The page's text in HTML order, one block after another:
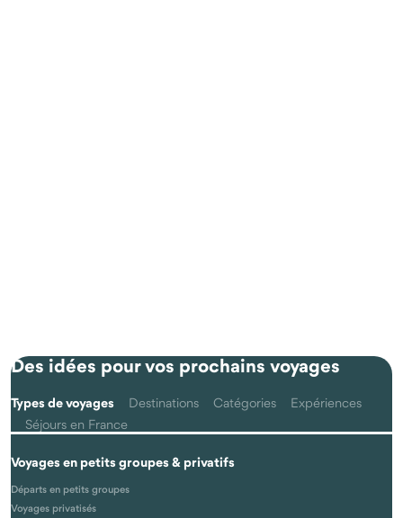
Des idées pour vos prochains voyages
Types de voyages Destinations Catégories
Expériences
Séjours en France
Voyages en petits groupes & privatifs
Départs en petits groupes
Voyages privatisés